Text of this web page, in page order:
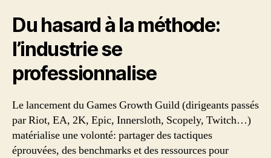
Du hasard à la méthode:
l’industrie se
professionnalise
Le lancement du Games Growth Guild (dirigeants passés
par Riot, EA, 2K, Epic, Innersloth, Scopely, Twitch…)
matérialise une volonté: partager des tactiques
éprouvées, des benchmarks et des ressources pour